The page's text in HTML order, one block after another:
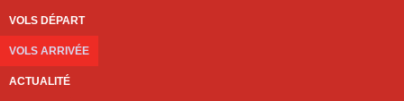
VOLS DÉPART
VOLS ARRIVÉE
ACTUALITÉ